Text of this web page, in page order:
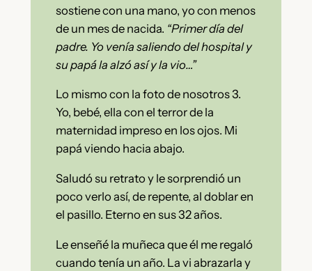
sostiene con una mano, yo con menos
de un mes de nacida. “Primer día del
padre. Yo venía saliendo del hospital y
su papá la alzó así y la vio…”
Lo mismo con la foto de nosotros 3.
Yo, bebé, ella con el terror de la
maternidad impreso en los ojos. Mi
papá viendo hacia abajo.
Saludó su retrato y le sorprendió un
poco verlo así, de repente, al doblar en
el pasillo. Eterno en sus 32 años.
Le enseñé la muñeca que él me regaló
cuando tenía un año. La vi abrazarla y